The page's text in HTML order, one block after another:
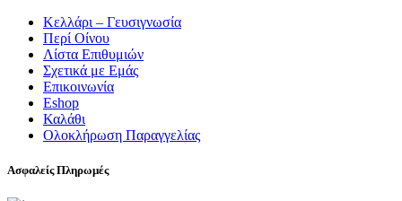
Κελλάρι – Γευσιγνωσία
Περί Οίνου
Λίστα Επιθυμιών
Σχετικά με Εμάς
Επικοινωνία
Eshop
Καλάθι
Ολοκλήρωση Παραγγελίας
Ασφαλείς Πληρωμές